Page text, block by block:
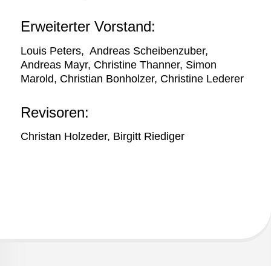
Erweiterter Vorstand:
Louis Peters, Andreas Scheibenzuber,
Andreas Mayr, Christine Thanner, Simon
Marold, Christian Bonholzer, Christine Lederer
Revisoren:
Christan Holzeder, Birgitt Riediger